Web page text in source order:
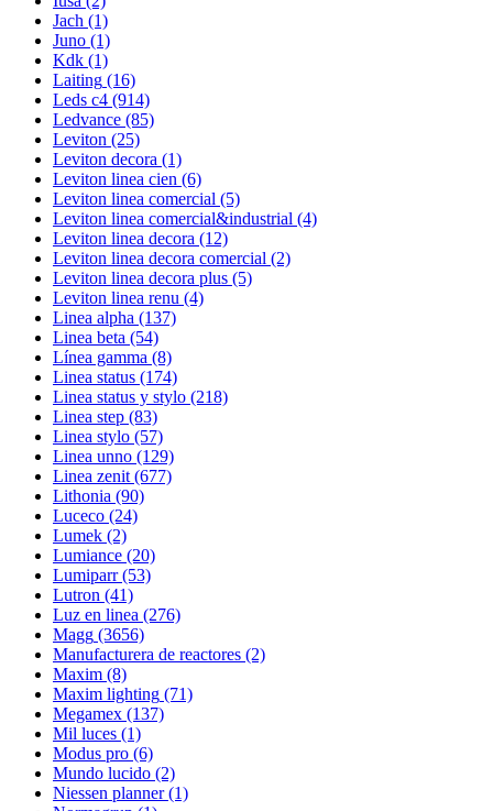
Jach (1)
Juno (1)
Kdk (1)
Laiting (16)
Leds c4 (914)
Ledvance (85)
Leviton (25)
Leviton decora (1)
Leviton linea cien (6)
Leviton linea comercial (5)
Leviton linea comercial&industrial (4)
Leviton linea decora (12)
Leviton linea decora comercial (2)
Leviton linea decora plus (5)
Leviton linea renu (4)
Linea alpha (137)
Linea beta (54)
Línea gamma (8)
Linea status (174)
Linea status y stylo (218)
Linea step (83)
Linea stylo (57)
Linea unno (129)
Linea zenit (677)
Lithonia (90)
Luceco (24)
Lumek (2)
Lumiance (20)
Lumiparr (53)
Lutron (41)
Luz en linea (276)
Magg (3656)
Manufacturera de reactores (2)
Maxim (8)
Maxim lighting (71)
Megamex (137)
Mil luces (1)
Modus pro (6)
Mundo lucido (2)
Niessen planner (1)